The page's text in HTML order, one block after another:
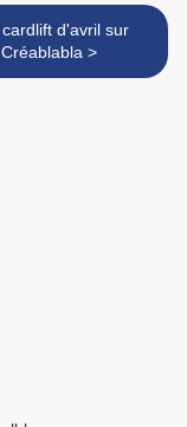
cardlift d'avril sur
Créablabla >